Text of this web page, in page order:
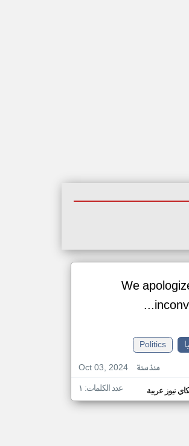
We
Politics
Oct 03, 2024
منذ سنة
نيوز عربية عدد الكلمات: ١